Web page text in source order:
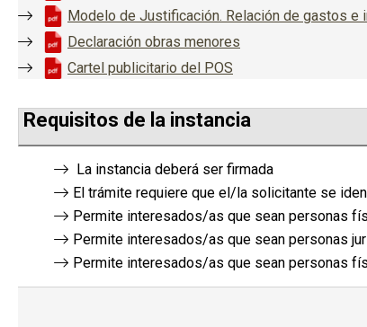
Modelo de Justificación. Relación de gastos e
Declaración obras menores
Cartel publicitario del POS
Requisitos de la instancia
La instancia deberá ser firmada
El trámite requiere que el/la solicitante se
Permite interesados/as que sean personas
Permite interesados/as que sean personas
Permite interesados/as que sean personas